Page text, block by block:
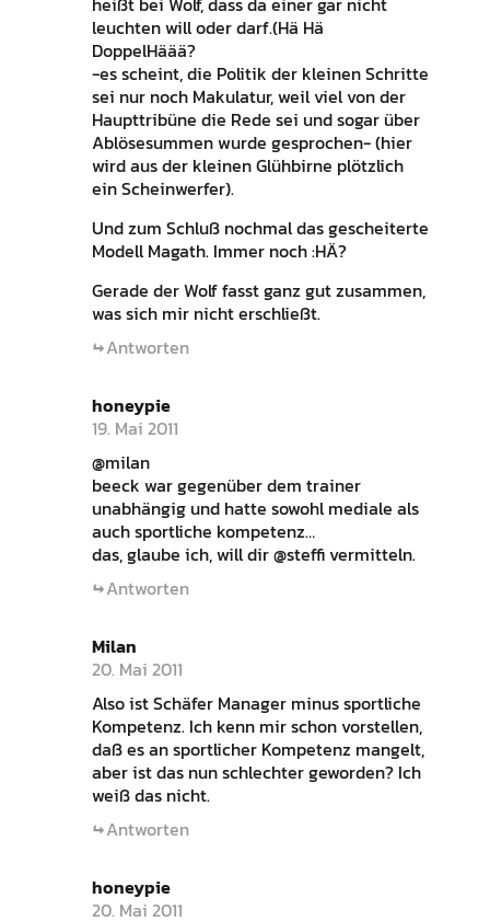
leuchten will oder darf.(Hä Hä
DoppelHäää?
-es scheint, die Politik der kleinen Schritte
sei nur noch Makulatur, weil viel von der
Haupttribüne die Rede sei und sogar über
Ablösesummen wurde gesprochen- (hier
wird aus der kleinen Glühbirne plötzlich
ein Scheinwerfer).
Und zum Schluß nochmal das gescheiterte
Modell Magath. Immer noch :HÄ?
Gerade der Wolf fasst ganz gut zusammen,
was sich mir nicht erschließt.
Antworten
honeypie
19. Mai 2011
@milan
beeck war gegenüber dem trainer
unabhängig und hatte sowohl mediale als
auch sportliche kompetenz…
das, glaube ich, will dir @steffi vermitteln.
Antworten
Milan
20. Mai 2011
Also ist Schäfer Manager minus sportliche
Kompetenz. Ich kenn mir schon vorstellen,
daß es an sportlicher Kompetenz mangelt,
aber ist das nun schlechter geworden? Ich
weiß das nicht.
Antworten
honeypie
20. Mai 2011